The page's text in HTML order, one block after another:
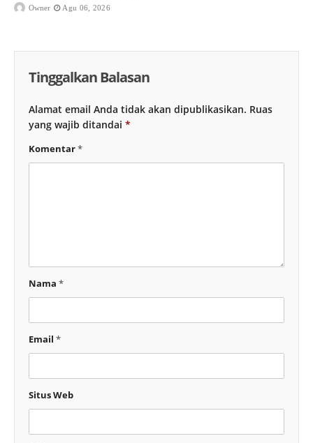
Owner Agu 06, 2026
Tinggalkan Balasan
Alamat email Anda tidak akan dipublikasikan. Ruas
yang wajib ditandai *
Komentar*
Nama *
Email *
Situs Web